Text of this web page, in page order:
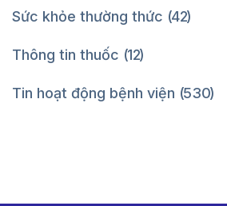
Sức khỏe thường thức 42
Thông tin thuốc 12
Tin hoạt động bệnh viện 530